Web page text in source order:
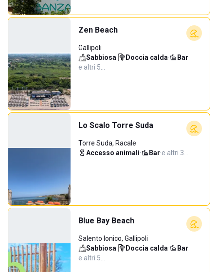
Zen Beach
Gallipoli
Sabbiosa· Doccia calda· Bar·
e altri 5…
Lo Scalo Torre Suda
Torre Suda, Racale
Accesso animali· Bar·e altri 3…
Blue Bay Beach
Salento Ionico, Gallipoli
Sabbiosa· Doccia calda· Bar·
e altri 5…